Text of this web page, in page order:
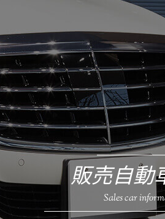
販売自動
Sales car